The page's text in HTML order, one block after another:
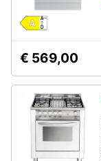
€ 569,00